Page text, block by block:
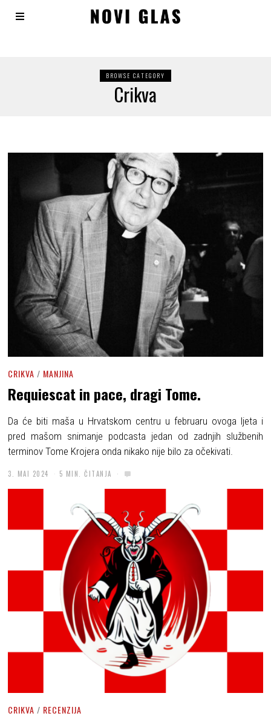
BROWSE CATEGORY
Crikva
CRIKVA / MANJINA
Requiescat in pace, dragi Tome.
Da će biti maša u Hrvatskom centru u februaru ovoga ljeta i
pred mašom snimanje podcasta jedan od zadnjih službenih
terminov Tome Krojera onda nikako nije bilo za očekivati.
3. MAI 2024 5 MIN. ČITANJA
CRIKVA / RECENZIJA